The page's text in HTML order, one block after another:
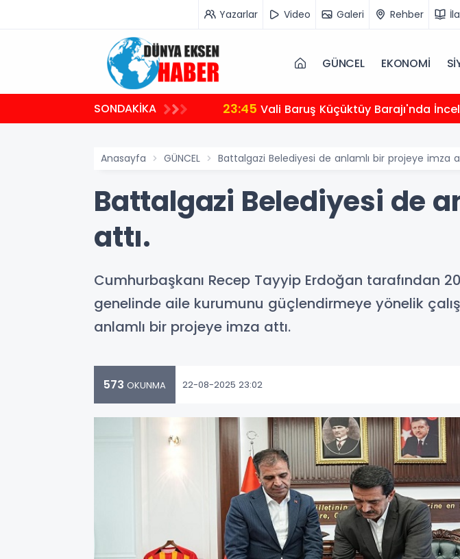
Yazarlar Video Galeri Rehber
GÜNCEL EKONOMİ
SONDAKİKA 23:45 Vali Baruş Küçüktüy Barajı'nda
Anasayfa GÜNCEL Battalgazi Belediyesi de anlamlı bir projeye imza
Battalgazi Belediyesi de
attı.
Cumhurbaşkanı Recep Tayyip Erdoğan tarafından
genelinde aile kurumunu güçlendirmeye yönelik
anlamlı bir projeye imza attı.
573 OKUNMA 22-08-2025 23:02